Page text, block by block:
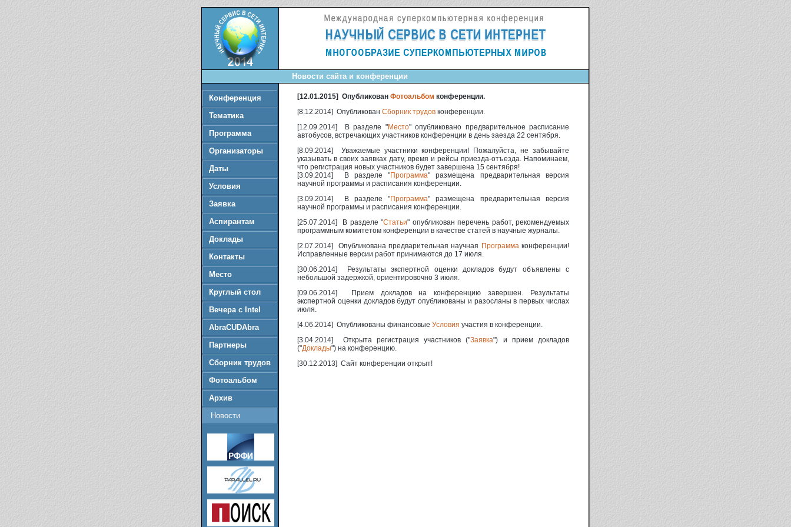
Конференция
Тематика
Программа
Организаторы
Даты
Условия
Заявка
Аспирантам
Доклады
Контакты
Место
Круглый стол
Вечера с Intel
AbraCUDAbra
Партнеры
Сборник трудов
Фотоальбом
Архив
Новости
Новости сайта и конференции
[12.01.2015] Опубликован Фотоальбом конференции.
[8.12.2014] Опубликован Сборник трудов конференции.
[12.09.2014] В разделе "Место" опубликовано предварительное расписание
автобусов, встречающих участников конференции в день заезда 22 сентября.
[8.09.2014] Уважаемые участники конференции! Пожалуйста, не забывайте
указывать в своих заявках дату, время и рейсы приезда-отъезда. Напоминаем,
что регистрация новых участников будет завершена 15 сентября!
[3.09.2014] В разделе "Программа" размещена предварительная версия
научной программы и расписания конференции.
[3.09.2014] В разделе "Программа" размещена предварительная версия
научной программы и расписания конференции.
[25.07.2014] В разделе "Статьи" опубликован перечень работ, рекомендуемых
программным комитетом конференции в качестве статей в научные журналы.
[2.07.2014] Опубликована предварительная научная Программаконференции!
Исправленные версии работ принимаются до 17 июля.
[30.06.2014] Результаты экспертной оценки докладов будут объявлены с
небольшой задержкой, ориентировочно 3 июля.
[09.06.2014] Прием докладов на конференцию завершен. Результаты
экспертной оценки докладов будут опубликованы и разосланы в первых числах
июля.
[4.06.2014] Опубликованы финансовые Условия участия в конференции.
[3.04.2014] Открыта регистрация участников ("Заявка") и прием докладов
("Доклады") на конференцию.
[30.12.2013] Сайт конференции открыт!